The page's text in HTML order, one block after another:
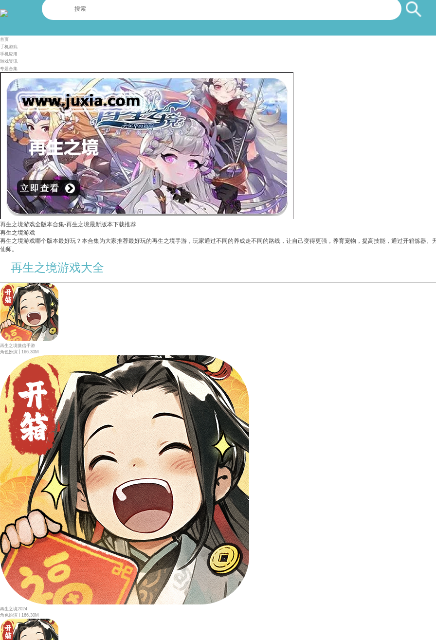
首页
手机游戏
手机应用
游戏资讯
专题合集
再生之境游戏全版本合集-再生之境最新版本下载推荐
再生之境游戏
再生之境游戏哪个版本最好玩？本合集为大家推荐最好玩的再生之境手游，玩家通过不同的养成走不同的路线，让自己变得更强，养育宠物，提高技能，通过开箱炼器
仙师。
再生之境游戏大全
再生之境微信手游
角色扮演
166.30M
再生之境2024
角色扮演
166.30M